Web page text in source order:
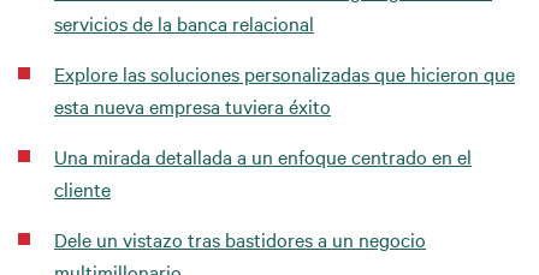
servicios de la banca relacional
Explore las soluciones personalizadas que hicieron que
esta nueva empresa tuviera éxito
Una mirada detallada a un enfoque centrado en el
cliente
Dele un vistazo tras bastidores a un negocio